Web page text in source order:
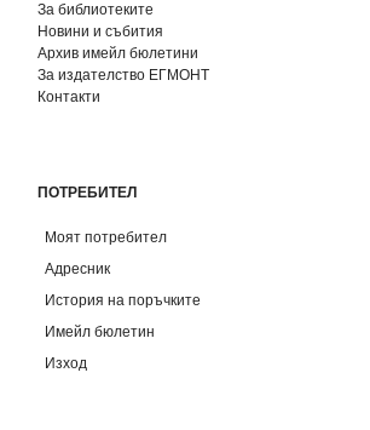
За библиотеките
Новини и събития
Архив имейл бюлетини
За издателство ЕГМОНТ
Контакти
ПОТРЕБИТЕЛ
Моят потребител
Адресник
История на поръчките
Имейл бюлетин
Изход